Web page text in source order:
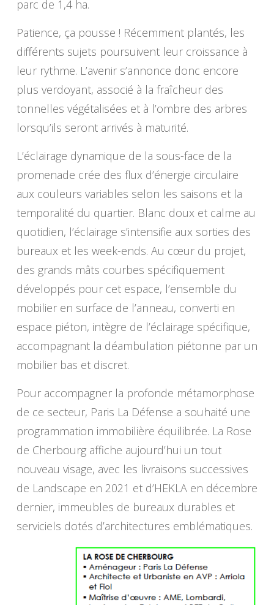
parc de 1,4 ha.
Patience, ça pousse ! Récemment plantés, les
différents sujets poursuivent leur croissance à
leur rythme. L’avenir s’annonce donc encore
plus verdoyant, associé à la fraîcheur des
tonnelles végétalisées et à l’ombre des arbres
lorsqu’ils seront arrivés à maturité.
L’éclairage dynamique de la sous-face de la
promenade crée des flux d’énergie circulaire
aux couleurs variables selon les saisons et la
temporalité du quartier. Blanc doux et calme au
quotidien, l’éclairage s’intensifie aux sorties des
bureaux et les week-ends. Au cœur du projet,
des grands mâts courbes spécifiquement
développés pour cet espace, l’ensemble du
mobilier en surface de l’anneau, converti en
espace piéton, intègre de l’éclairage spécifique,
accompagnant la déambulation piétonne par un
mobilier bas et discret.
Pour accompagner la profonde métamorphose
de ce secteur, Paris La Défense a souhaité une
programmation immobilière équilibrée. La Rose
de Cherbourg affiche aujourd’hui un tout
nouveau visage, avec les livraisons successives
de Landscape en 2021 et d’HEKLA en décembre
dernier, immeubles de bureaux durables et
serviciels dotés d’architectures emblématiques.